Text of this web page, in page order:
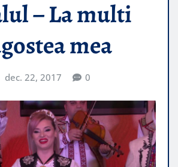
– La multi
mea
dec. 22, 2017 0